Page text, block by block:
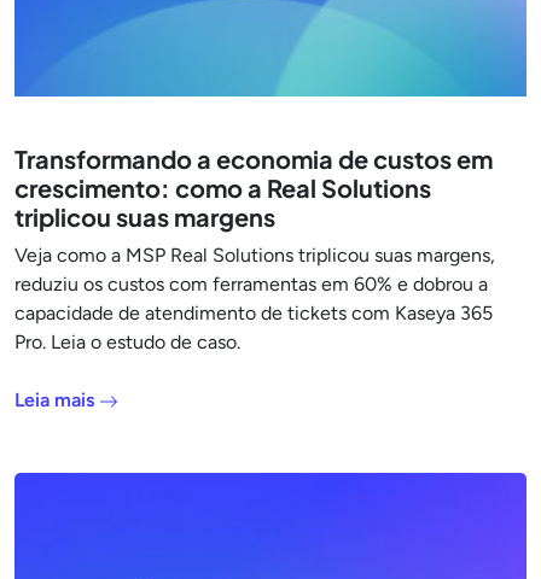
Transformando a economia de custos em
crescimento: como a Real Solutions
triplicou suas margens
Veja como a MSP Real Solutions triplicou suas margens,
reduziu os custos com ferramentas em 60% e dobrou a
capacidade de atendimento de tickets com Kaseya 365
Pro. Leia o estudo de caso.
Leia mais